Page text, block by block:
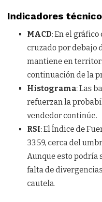
Indicadores
MACD: En el gráfico
cruzado por debajo
mantiene en
continuación de la
Histograma: Las
refuerzan la
vendedor continúe.
RSI: El Índice de
33.59, cerca del
Aunque esto podría
falta de
cautela.